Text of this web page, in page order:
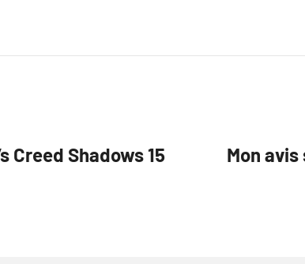
Creed Shadows 15
Mon